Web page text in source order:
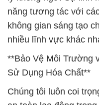
năng tương tác với
không gian sáng tạo
nhiều lĩnh vực khác
**Bảo Vệ Môi Trường
Sử Dụng Hóa Chất**
Chúng tôi luôn coi